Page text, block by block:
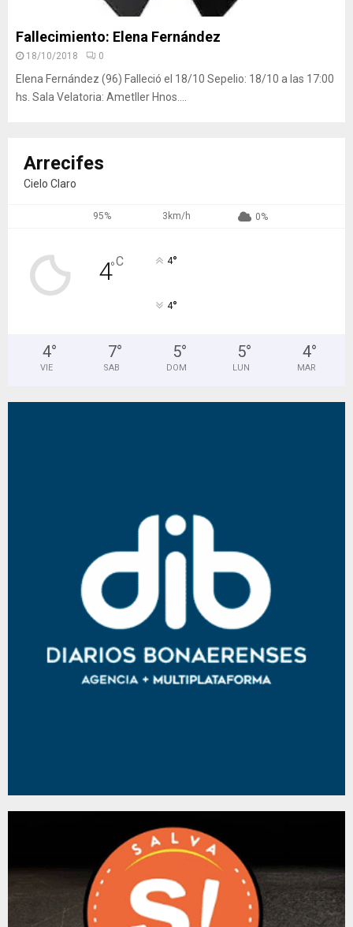
Fallecimiento: Elena Fernández
18/10/2018 0
Elena Fernández (96) Falleció el 18/10 Sepelio: 18/10 a las 17:00
hs. Sala Velatoria: Ametller Hnos....
Arrecifes
Cielo Claro
95% 3km/h 0%
4°C 4°
4°
4°
VIE
7°
SAB
5°
DOM
5°
LUN
4°
MAR